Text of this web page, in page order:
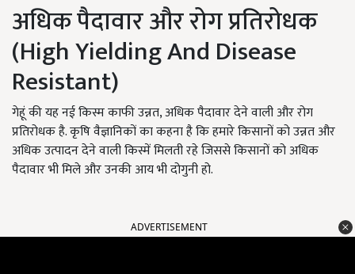
अधिक पैदावार और रोग प्रतिरोधक
(High Yielding And Disease
Resistant)
गेहूं की यह नई किस्म काफी उन्नत, अधिक पैदावार देने वाली और रोग
प्रतिरोधक है. कृषि वैज्ञानिकों का कहना है कि हमारे किसानों को उन्नत और
अधिक उत्पादन देने वाली किस्में मिलती रहे जिससे किसानों को अधिक
पैदावार भी मिले और उनकी आय भी दोगुनी हो.
ADVERTISEMENT